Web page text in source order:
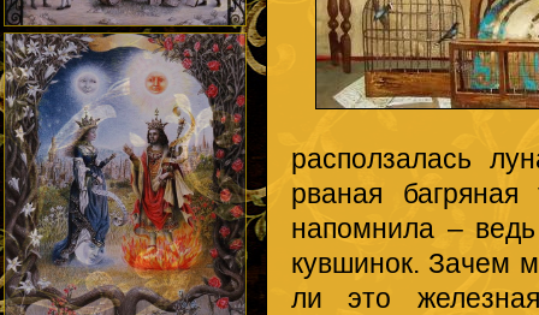
расползалась
рваная
напомнила –
кувшинок. Зачем
ли это